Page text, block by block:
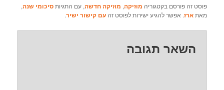
פוסט זה פורסם בקטגוריה מוזיקה, מוזיקה חדשה, עם התגיותסיכומי שנה,
מאתארז. אפשר להגיע ישירות לפוסט זהעם קישור ישיר.
השאר תגובה